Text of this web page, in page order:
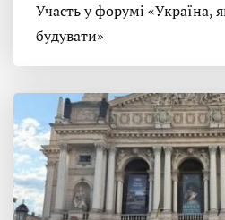
Участь у форумі «Україна,
будувати»